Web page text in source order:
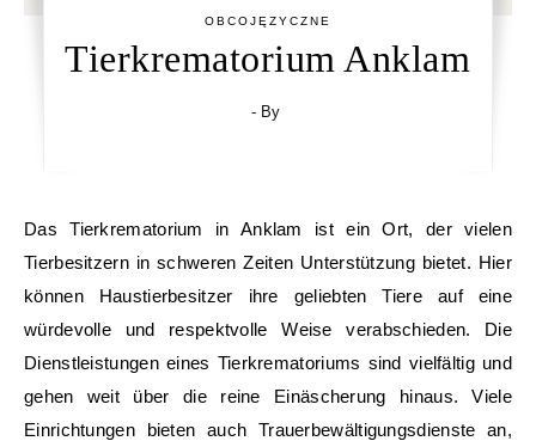
OBCOJĘZYCZNE
Tierkrematorium Anklam
- By
Das Tierkrematorium in Anklam ist ein Ort, der vielen
Tierbesitzern in schweren Zeiten Unterstützung bietet. Hier
können Haustierbesitzer ihre geliebten Tiere auf eine
würdevolle und respektvolle Weise verabschieden. Die
Dienstleistungen eines Tierkrematoriums sind vielfältig und
gehen weit über die reine Einäscherung hinaus. Viele
Einrichtungen bieten auch Trauerbewältigungsdienste an,